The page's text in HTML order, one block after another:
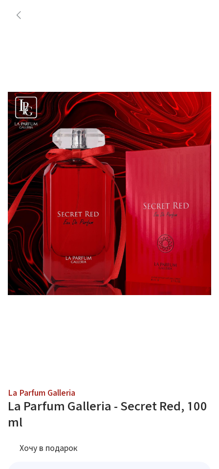
La Parfum Galleria
La Parfum Galleria - Secret Red, 100
ml
Хочу в подарок